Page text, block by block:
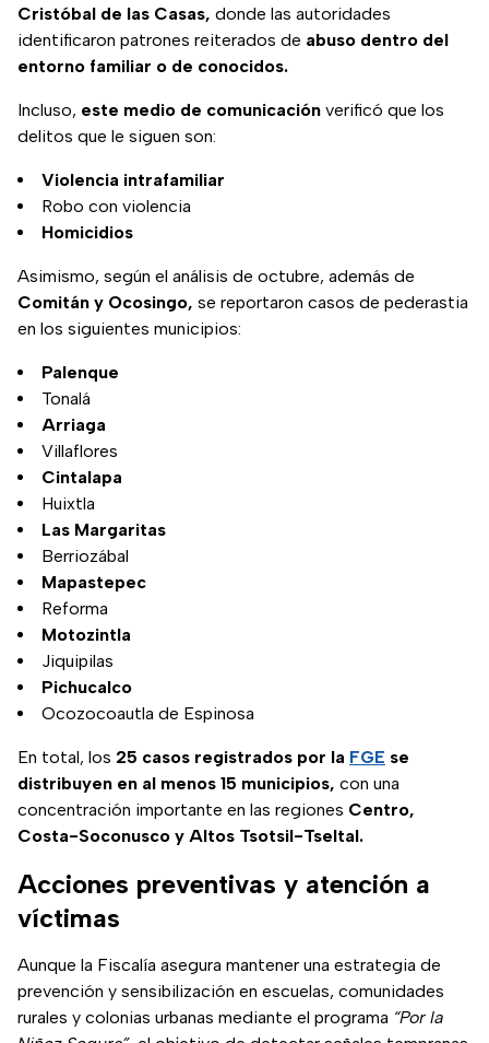
Cristóbal de las Casas, donde las autoridades
identificaron patrones reiterados de abuso dentro del
entorno familiar o de conocidos.
Incluso, este medio de comunicación verificó que los
delitos que le siguen son:
Violencia intrafamiliar
Robo con violencia
Homicidios
Asimismo, según el análisis de octubre, además de
Comitán y Ocosingo, se reportaron casos de pederastia
en los siguientes municipios:
Palenque
Tonalá
Arriaga
Villaflores
Cintalapa
Huixtla
Las Margaritas
Berriozábal
Mapastepec
Reforma
Motozintla
Jiquipilas
Pichucalco
Ocozocoautla de Espinosa
En total, los 25 casos registrados por la FGE se
distribuyen en al menos 15 municipios, con una
concentración importante en las regiones Centro,
Costa-Soconusco y Altos Tsotsil-Tseltal.
Acciones preventivas y atención a
víctimas
Aunque la Fiscalía asegura mantener una estrategia de
prevención y sensibilización en escuelas, comunidades
rurales y colonias urbanas mediante el programa “Por la